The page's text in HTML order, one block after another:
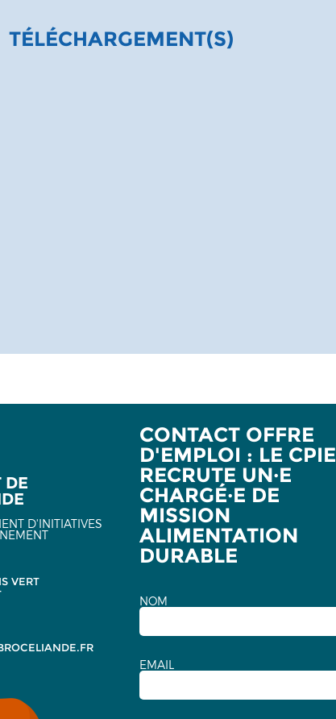
TÉLÉCHARGEMENT(S)
DE
D'INITIATIVES
VERT
CONTACT OFFRE
D'EMPLOI : LE CPIE
RECRUTE UN·E
CHARGÉ·E DE
MISSION
ALIMENTATION
DURABLE
NOM
EMAIL